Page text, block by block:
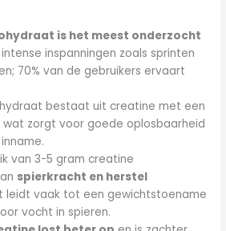
is het meest onderzocht
inspanningen zoals sprinten
70% van de gebruikers ervaart
bestaat uit creatine met een
wat zorgt voor goede oplosbaarheid
van 3-5 gram creatine
spierkracht en herstel
leidt vaak tot een gewichtstoename
vocht in spieren.